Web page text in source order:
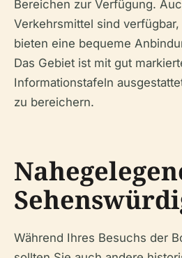
Bereichen zur Verfügung.
Verkehrsmittel sind
bieten eine bequeme
Das Gebiet ist mit gut
Informationstafeln
zu bereichern.
Während Ihres Besuchs der